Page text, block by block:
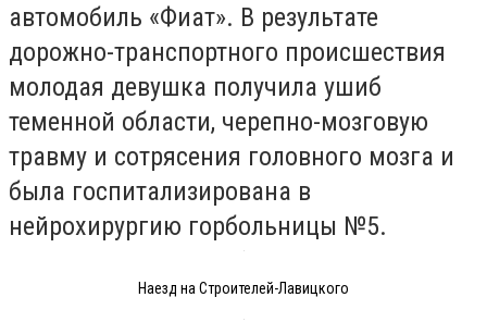
автомобиль «Фиат». В результате
дорожно-транспортного происшествия
молодая девушка получила ушиб
теменной области, черепно-мозговую
травму и сотрясения головного мозга и
была госпитализирована в
нейрохирургию горбольницы №5.
Наезд на Строителей-Лавицкого